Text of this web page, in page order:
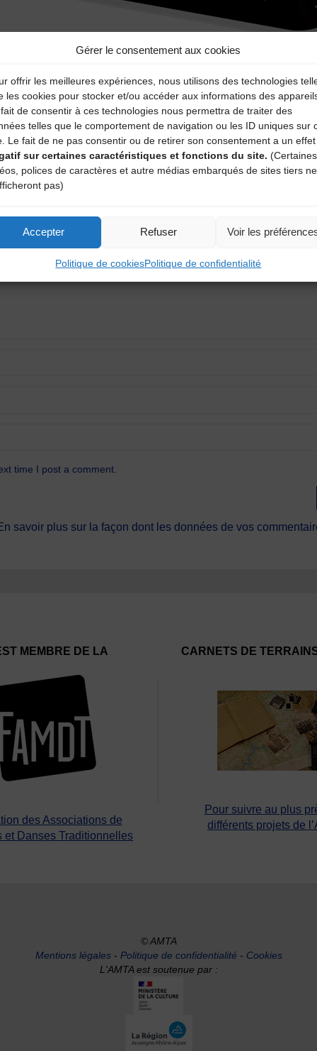
Gérer le consentement aux cookies
offrir les meilleures expériences, nous utilisons des technologies
les cookies pour stocker et/ou accéder aux informations des
de consentir à ces technologies nous permettra de traiter des
telles que le comportement de navigation ou les ID uniques sur
Le fait de ne pas consentir ou de retirer son consentement a un effet
sur certaines caractéristiques et fonctions du site. (Certaines
polices de caractères et autre médias embarqués de sites tiers ne
pas)
Accepter Refuser Voir les
Politique de cookiesPolitique de confidentialité
ans-amta-Photo-Bleue_Plan-de-travail-1-2.png
ans-amta-Photo-Bleue_Plan-de-travail-1-2.png
sont indiqués avec
time I post a comment.
savoir plus sur la façon dont les données de vos
MEMBRE DE LA
des Associations de
et Danses Traditionnelles
CARNETS DE
Pour suivre au plus
différents projets de
© AMTA
Mentions légales- Politique de confidentialité - Cookies
L'AMTA est soutenue par :